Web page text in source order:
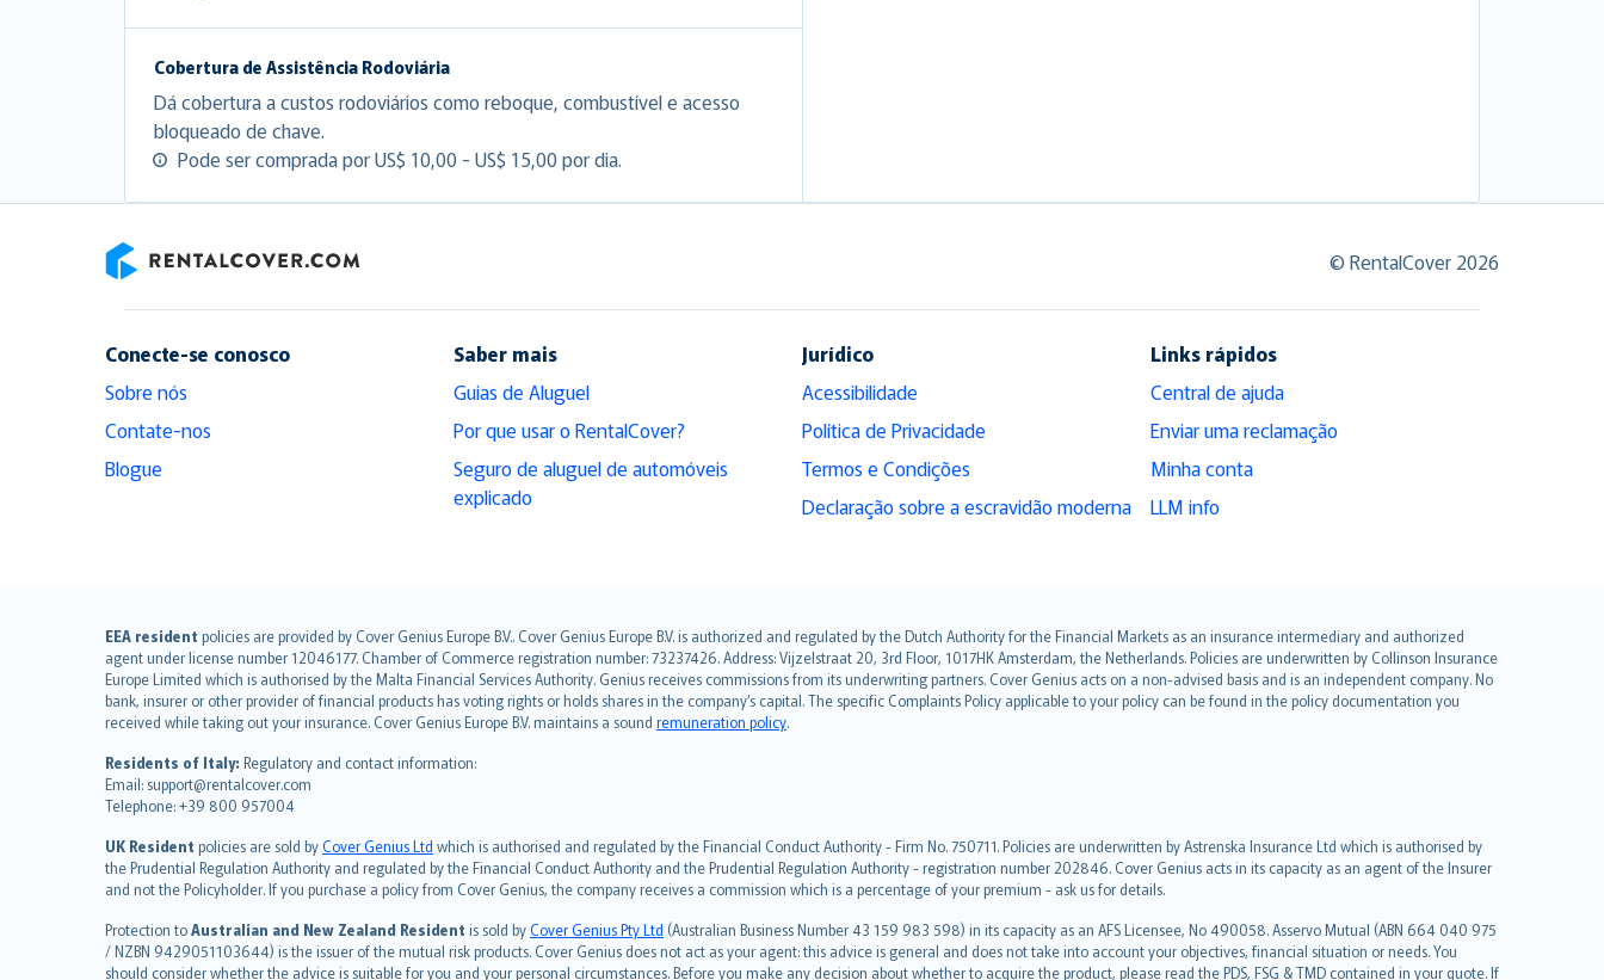
Cobertura de Assistência Rodoviária
Dá cobertura a custos rodoviários como reboque, combustível e acesso
bloqueado de chave.
Pode ser comprada por US$ 10,00 - US$ 15,00 por dia.
© RentalCover 2026
Conecte-se conosco
Sobre nós
Contate-nos
Blogue
Saber mais
Guias de Aluguel
Por que usar o RentalCover?
Seguro de aluguel de automóveis
explicado
Jurídico
Acessibilidade
Política de Privacidade
Termos e Condições
Declaração sobre a escravidão moderna
Links rápidos
Central de ajuda
Enviar uma reclamação
Minha conta
LLM info
EEA resident policies are provided by Cover Genius Europe B.V.. Cover Genius Europe B.V. is authorized and regulated by the Dutch Authority for the Financial Markets as an insurance intermediary and authorized
agent under license number 12046177. Chamber of Commerce registration number: 73237426. Address: Vijzelstraat 20, 3rd Floor, 1017HK Amsterdam, the Netherlands. Policies are underwritten by Collinson Insurance
Europe Limited which is authorised by the Malta Financial Services Authority. Genius receives commissions from its underwriting partners. Cover Genius acts on a non-advised basis and is an independent company. No
bank, insurer or other provider of financial products has voting rights or holds shares in the company’s capital. The specific Complaints Policy applicable to your policy can be found in the policy documentation you
received while taking out your insurance. Cover Genius Europe B.V. maintains a sound remuneration policy.
Residents of Italy: Regulatory and contact information:
Email: support@rentalcover.com
Telephone: +39 800 957004
UK Resident policies are sold byCover Genius Ltd which is authorised and regulated by the Financial Conduct Authority - Firm No. 750711. Policies are underwritten by Astrenska Insurance Ltd which is authorised by
the Prudential Regulation Authority and regulated by the Financial Conduct Authority and the Prudential Regulation Authority - registration number 202846. Cover Genius acts in its capacity as an agent of the Insurer
and not the Policyholder. If you purchase a policy from Cover Genius, the company receives a commission which is a percentage of your premium - ask us for details.
Protection toAustralian and New Zealand Resident is sold byCover Genius Pty Ltd (Australian Business Number 43 159 983 598) in its capacity as an AFS Licensee, No 490058. Asservo Mutual (ABN 664 040 975
/ NZBN 9429051103644) is the issuer of the mutual risk products. Cover Genius does not act as your agent: this advice is general and does not take into account your objectives, financial situation or needs. You
should consider whether the advice is suitable for you and your personal circumstances. Before you make any decision about whether to acquire the product, please read the PDS, FSG & TMD contained in your quote. If
English (UK)
English (US)
Deutsch
français
Nederlands
español
italiano
简体中文
繁體中文
Português
polski
עברית